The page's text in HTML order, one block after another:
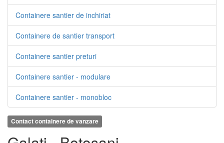
Containere santier de inchiriat
Containere de santier transport
Containere santier preturi
Containere santier - modulare
Containere santier - monobloc
Contact containere de vanzare